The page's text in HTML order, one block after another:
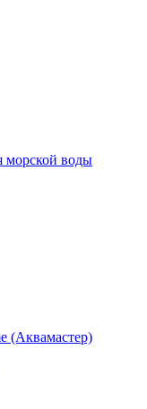
морской воды
(Аквамастер)